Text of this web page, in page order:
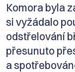
Komora byla
si vyžádalo
odstřelování
přesunuto
a